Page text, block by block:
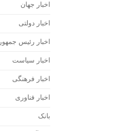
اخبار جهان
اخبار دولتی
اخبار رئیس جمهور
اخبار سیاست
اخبار فرهنگی
اخبار فناوری
بانک